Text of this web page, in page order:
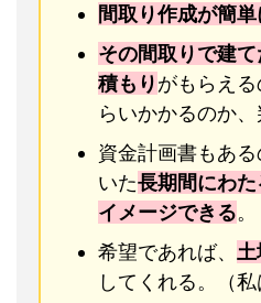
間取り作成が簡
その間取りで建
積もりがもらえる
らいかかるのか、
資金計画書もあ
いた長期間にわ
イメージできる。
希望であれば、 土
してくれる。（